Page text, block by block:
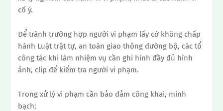
cố ý.
Để tránh trường hợp người vi phạm lấy cớ không chấp
hành Luật trật tự, an toàn giao thông đường bộ, các tổ
công tác khi làm nhiệm vụ cần ghi hình đầy đủ hình
ảnh, clip để kiểm tra người vi phạm.
Trong xử lý vi phạm cần bảo đảm công khai, minh
bạch;